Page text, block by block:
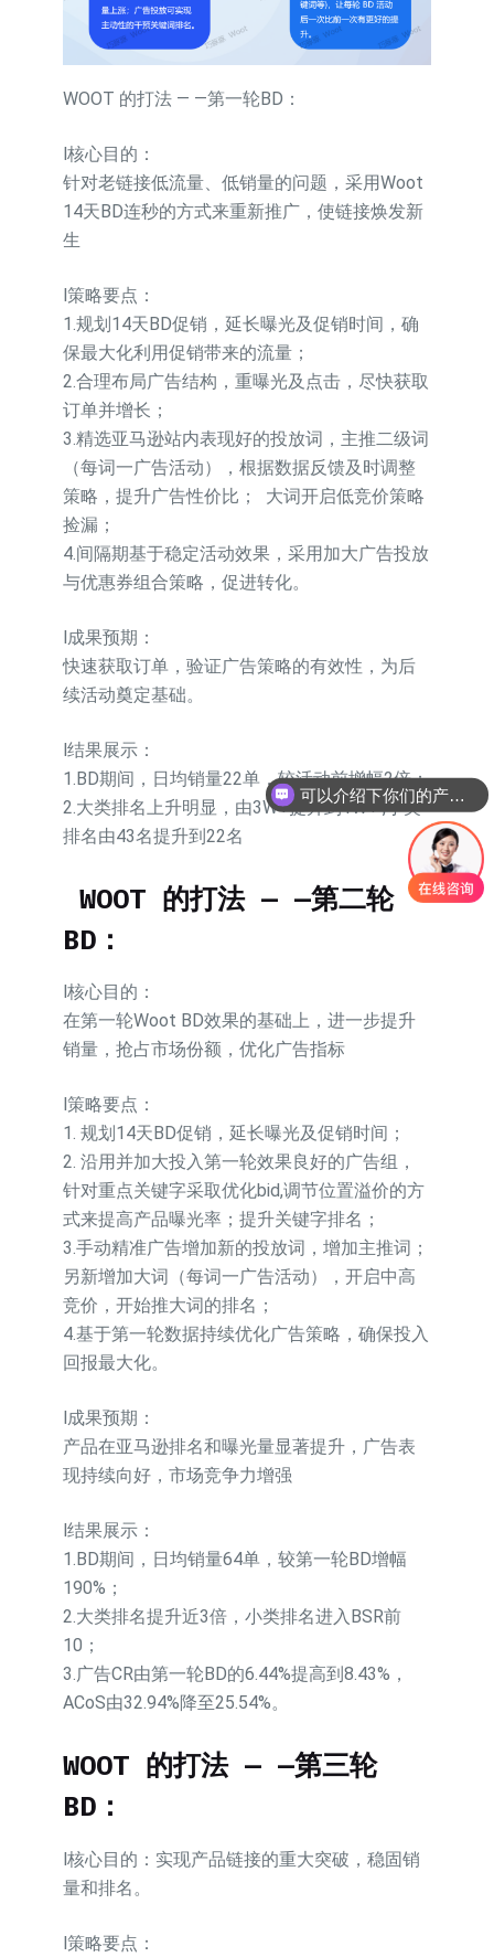
WOOT 的打法 — —第一轮BD：
l核心目的：
针对老链接低流量、低销量的问题，采用Woot
14天BD连秒的方式来重新推广，使链接焕发新
生
l策略要点：
1.规划14天BD促销，延长曝光及促销时间，确
保最大化利用促销带来的流量；
2.合理布局广告结构，重曝光及点击，尽快获取
订单并增长；
3.精选亚马逊站内表现好的投放词，主推二级词
（每词一广告活动），根据数据反馈及时调整
策略，提升广告性价比； 大词开启低竞价策略
捡漏；
4.间隔期基于稳定活动效果，采用加大广告投放
与优惠券组合策略，促进转化。
l成果预期：
快速获取订单，验证广告策略的有效性，为后
续活动奠定基础。
l结果展示：
1.BD期间，日均销量22单，较活动前增幅2倍；
2.大类排名上升明显，由3W+提升到1W+ ,小类
排名由43名提升到22名
WOOT 的打法 — —第二轮
BD：
l核心目的：
在第一轮Woot BD效果的基础上，进一步提升
销量，抢占市场份额，优化广告指标
l策略要点：
1. 规划14天BD促销，延长曝光及促销时间；
2. 沿用并加大投入第一轮效果良好的广告组，
针对重点关键字采取优化bid,调节位置溢价的方
式来提高产品曝光率；提升关键字排名；
3.手动精准广告增加新的投放词，增加主推词；
另新增加大词（每词一广告活动），开启中高
竞价，开始推大词的排名；
4.基于第一轮数据持续优化广告策略，确保投入
回报最大化。
l成果预期：
产品在亚马逊排名和曝光量显著提升，广告表
现持续向好，市场竞争力增强
l结果展示：
1.BD期间，日均销量64单，较第一轮BD增幅
190%；
2.大类排名提升近3倍，小类排名进入BSR前
10；
3.广告CR由第一轮BD的6.44%提高到8.43%，
ACoS由32.94%降至25.54%。
WOOT 的打法 — —第三轮
BD：
l核心目的：实现产品链接的重大突破，稳固销
量和排名。
l策略要点：
可以介绍下你们的产品么